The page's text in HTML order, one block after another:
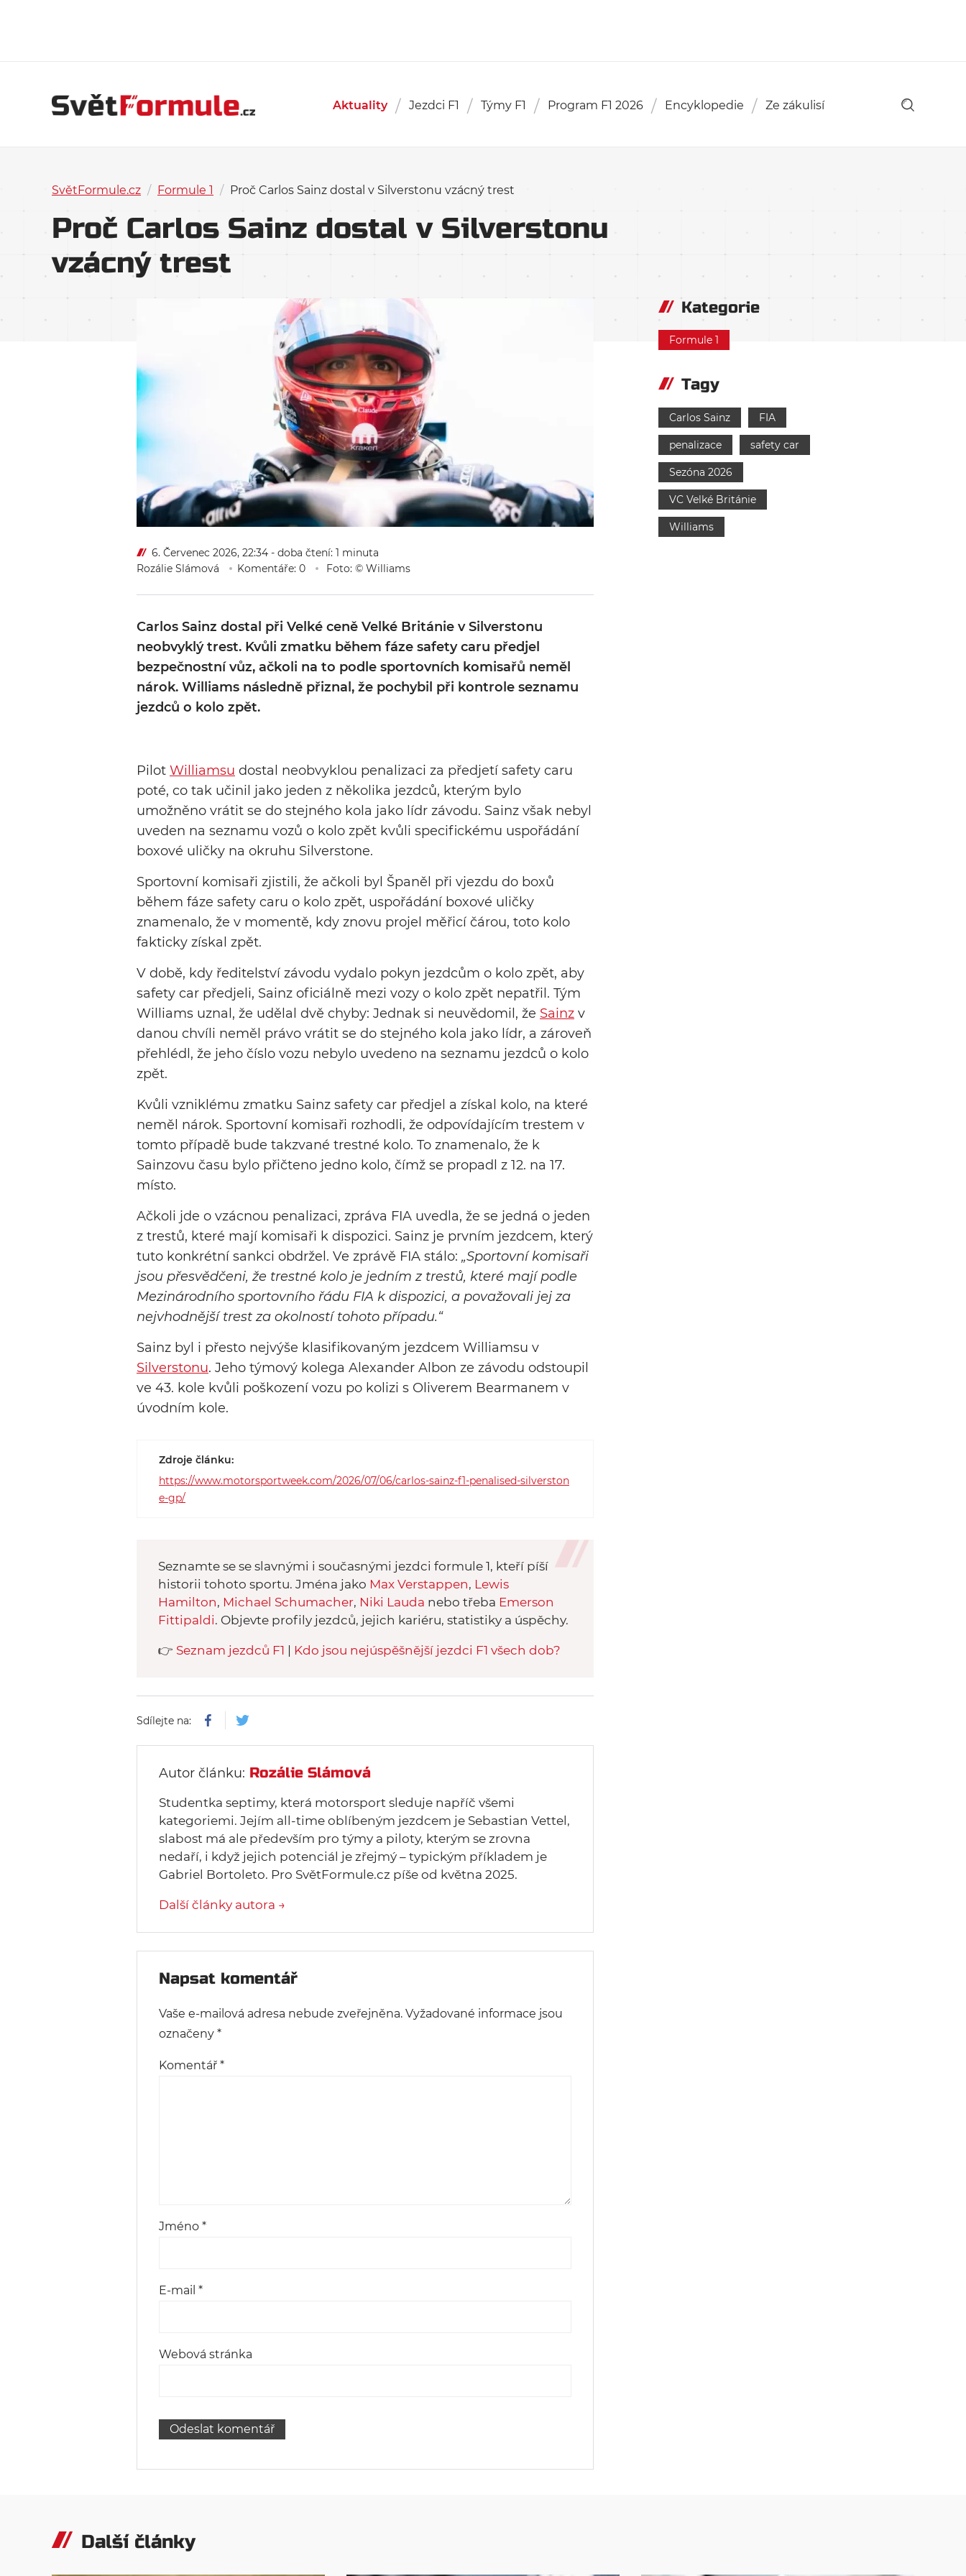
Aktuality Jezdci F1 Týmy F1 Program F1 2026 Encyklopedie Ze zákulisí
SvětFormule.cz / Formule 1 / Proč Carlos Sainz dostal v Silverstonu vzácný trest
Proč Carlos Sainz dostal v Silverstonu
vzácný trest
6. Červenec 2026, 22:34 - doba čtení: 1 minuta
Rozálie Slámová
Komentáře: 0 Foto: © Williams
Carlos Sainz dostal při Velké ceně Velké Británie v Silverstonu
neobvyklý trest. Kvůli zmatku během fáze safety caru předjel
bezpečnostní vůz, ačkoli na to podle sportovních komisařů neměl
nárok. Williams následně přiznal, že pochybil při kontrole seznamu
jezdců o kolo zpět.
Pilot Williamsu dostal neobvyklou penalizaci za předjetí safety caru
poté, co tak učinil jako jeden z několika jezdců, kterým bylo
umožněno vrátit se do stejného kola jako lídr závodu. Sainz však nebyl
uveden na seznamu vozů o kolo zpět kvůli specifickému uspořádání
boxové uličky na okruhu Silverstone.
Sportovní komisaři zjistili, že ačkoli byl Španěl při vjezdu do boxů
během fáze safety caru o kolo zpět, uspořádání boxové uličky
znamenalo, že v momentě, kdy znovu projel měřicí čárou, toto kolo
fakticky získal zpět.
V době, kdy ředitelství závodu vydalo pokyn jezdcům o kolo zpět, aby
safety car předjeli, Sainz oficiálně mezi vozy o kolo zpět nepatřil. Tým
Williams uznal, že udělal dvě chyby: Jednak si neuvědomil, že Sainz v
danou chvíli neměl právo vrátit se do stejného kola jako lídr, a zároveň
přehlédl, že jeho číslo vozu nebylo uvedeno na seznamu jezdců o kolo
zpět.
Kvůli vzniklému zmatku Sainz safety car předjel a získal kolo, na které
neměl nárok. Sportovní komisaři rozhodli, že odpovídajícím trestem v
tomto případě bude takzvané trestné kolo. To znamenalo, že k
Sainzovu času bylo přičteno jedno kolo, čímž se propadl z 12. na 17.
místo.
Ačkoli jde o vzácnou penalizaci, zpráva FIA uvedla, že se jedná o jeden
z trestů, které mají komisaři k dispozici. Sainz je prvním jezdcem, který
tuto konkrétní sankci obdržel. Ve zprávě FIA stálo: „Sportovní komisaři
jsou přesvědčeni, že trestné kolo je jedním z trestů, které mají podle
Mezinárodního sportovního řádu FIA k dispozici, a považovali jej za
nejvhodnější trest za okolností tohoto případu.“
Sainz byl i přesto nejvýše klasifikovaným jezdcem Williamsu v
Silverstonu. Jeho týmový kolega Alexander Albon ze závodu odstoupil
ve 43. kole kvůli poškození vozu po kolizi s Oliverem Bearmanem v
úvodním kole.
Zdroje článku:
https://www.motorsportweek.com/2026/07/06/carlos-sainz-f1-penalised-silverston
e-gp/
Seznamte se se slavnými i současnými jezdci formule 1, kteří píší
historii tohoto sportu. Jména jako Max Verstappen, Lewis
Hamilton, Michael Schumacher, Niki Lauda nebo třeba Emerson
Fittipaldi. Objevte profily jezdců, jejich kariéru, statistiky a úspěchy.
👉 Seznam jezdců F1 Kdo jsou nejúspěšnější jezdci F1 všech dob?
Sdílejte na:
Autor článku: Rozálie Slámová
Studentka septimy, která motorsport sleduje napříč všemi
kategoriemi. Jejím all-time oblíbeným jezdcem je Sebastian Vettel,
slabost má ale především pro týmy a piloty, kterým se zrovna
nedaří, i když jejich potenciál je zřejmý – typickým příkladem je
Gabriel Bortoleto. Pro SvětFormule.cz píše od května 2025.
Další články autora →
Napsat komentář
Vaše e-mailová adresa nebude zveřejněna. Vyžadované informace jsou
označeny *
Komentář *
Jméno *
E-mail *
Webová stránka
Kategorie
Formule 1
Tagy
Carlos Sainz FIA
penalizace safety car
Sezóna 2026
VC Velké Británie
Williams
Další články